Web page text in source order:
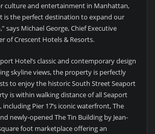
culture and entertainment in Manhattan,
is the perfect destination to expand our
says Michael George, Chief Executive
of Crescent Hotels & Resorts.
Hotel’s classic and contemporary design
skyline views, the property is perfectly
to enjoy the historic South Street Seaport
is within walking distance of all Seaport
Pier 17’s iconic waterfront, The
newly-opened The Tin Building by Jean-
foot marketplace offering an